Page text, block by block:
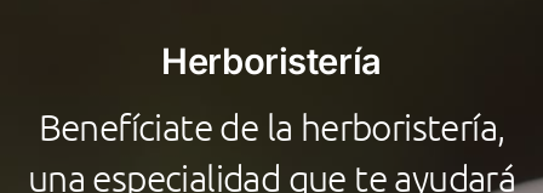
Servicios
Herboristería
Benefíciate de la herboristería,
una especialidad que te ayudará